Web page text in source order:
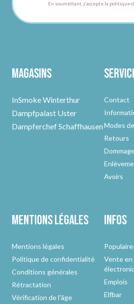
En soumettant, j'accepte la politique
Magasins
InSmoke Winterthur
Dampfpalast Uster
Dampferchef Schaffhausen
Contact
Modes
Retours
Avoirs
Mentions légales
Mentions légales
Politique de confidentialité
Conditions générales
Rétractation
Vérification de l'âge
Infos
Vente
Emplois
Elfbar